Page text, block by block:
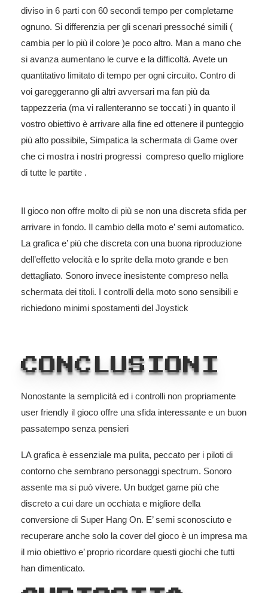
diviso in 6 parti con 60 secondi tempo per completarne
ognuno. Si differenzia per gli scenari pressoché simili (
cambia per lo più il colore )e poco altro. Man a mano che
si avanza aumentano le curve e la difficoltà. Avete un
quantitativo limitato di tempo per ogni circuito. Contro di
voi gareggeranno gli altri avversari ma fan più da
tappezzeria (ma vi rallenteranno se toccati ) in quanto il
vostro obiettivo è arrivare alla fine ed ottenere il punteggio
più alto possibile, Simpatica la schermata di Game over
che ci mostra i nostri progressi compreso quello migliore
di tutte le partite .
Il gioco non offre molto di più se non una discreta sfida per
arrivare in fondo. Il cambio della moto e’ semi automatico.
La grafica e’ più che discreta con una buona riproduzione
dell’effetto velocità e lo sprite della moto grande e ben
dettagliato. Sonoro invece inesistente compreso nella
schermata dei titoli. I controlli della moto sono sensibili e
richiedono minimi spostamenti del Joystick
CONCLUSIONI
Nonostante la semplicità ed i controlli non propriamente
user friendly il gioco offre una sfida interessante e un buon
passatempo senza pensieri
LA grafica è essenziale ma pulita, peccato per i piloti di
contorno che sembrano personaggi spectrum. Sonoro
assente ma si può vivere. Un budget game più che
discreto a cui dare un occhiata e migliore della
conversione di Super Hang On. E’ semi sconosciuto e
recuperare anche solo la cover del gioco è un impresa ma
il mio obiettivo e’ proprio ricordare questi giochi che tutti
han dimenticato.